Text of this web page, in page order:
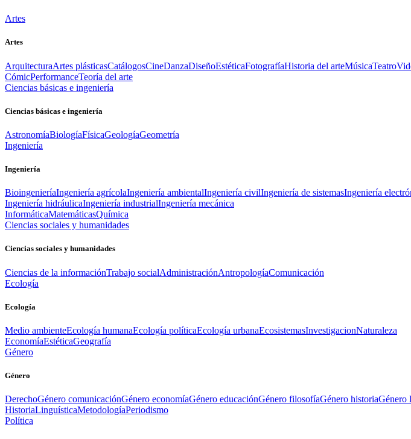
Artes
Artes
ArquitecturaArtes plásticasCatálogosCineDanzaDiseñoEstéticaFotografíaHistoria del arteMúsicaTeatro
CómicPerformanceTeoría del arte
Ciencias básicas e ingeniería
Ciencias básicas e ingeniería
AstronomíaBiologíaFísicaGeologíaGeometría
Ingeniería
Ingeniería
BioingenieríaIngeniería agrícolaIngeniería ambientalIngeniería civilIngeniería de sistemasIngeniería
Ingeniería hidráulicaIngeniería industrialIngeniería mecánica
InformáticaMatemáticasQuímica
Ciencias sociales y humanidades
Ciencias sociales y humanidades
Ciencias de la informaciónTrabajo socialAdministraciónAntropologíaComunicación
Ecología
Ecología
Medio ambienteEcología humanaEcología políticaEcología urbanaEcosistemasInvestigacionNaturaleza
EconomíaEstéticaGeografía
Género
Género
DerechoGénero comunicaciónGénero economíaGénero educaciónGénero filosofíaGénero historiaGénero
HistoriaLinguísticaMetodologíaPeriodismo
Política